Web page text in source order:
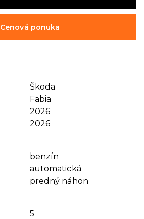
Cenová ponuka
Škoda
Fabia
2026
2026
benzín
automatická
predný náhon
5